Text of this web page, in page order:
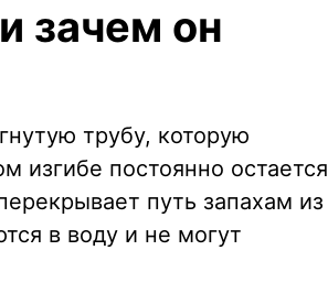
зачем он
трубу, которую
изгибе постоянно остается
путь запахам из
в воду и не могут